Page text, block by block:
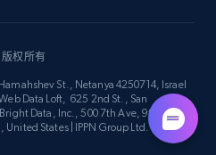
版权所有
St., Netanya 4250714, Israel
Data Loft, 625 2nd St., San
Data, Inc., 500 7th Ave, 9th Floor
United States | IPPN Group Ltd.